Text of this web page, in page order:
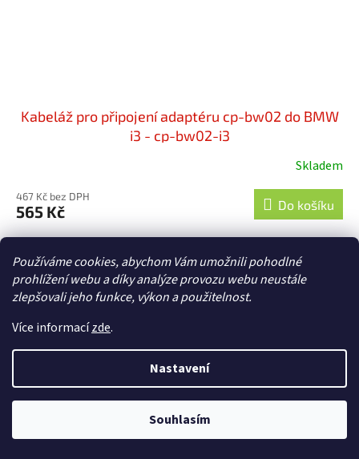
Používáme cookies, abychom Vám umožnili pohodlné
prohlížení webu a díky analýze provozu webu neustále
zlepšovali jeho funkce, výkon a použitelnost.
Více informacízde.
Nastavení
Souhlasím
Kabeláž pro připojení adaptéru cp-bw02 do BMW
i3 - cp-bw02-i3
Skladem
467 Kč bez DPH
565 Kč Do košíku
dodatečná kabeláž je vyžadována pro instalaci CarPlay
adaptéru cp-bw02 do těchto systémů: • navigační systém
BMW...